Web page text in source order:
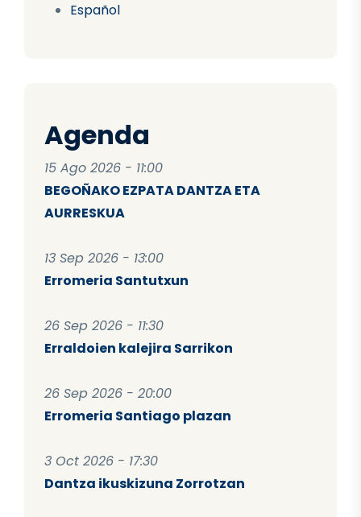
Español
Agenda
15 Ago 2026 - 11:00
BEGOÑAKO EZPATA DANTZA ETA
AURRESKUA
13 Sep 2026 - 13:00
Erromeria Santutxun
26 Sep 2026 - 11:30
Erraldoien kalejira Sarrikon
26 Sep 2026 - 20:00
Erromeria Santiago plazan
3 Oct 2026 - 17:30
Dantza ikuskizuna Zorrotzan